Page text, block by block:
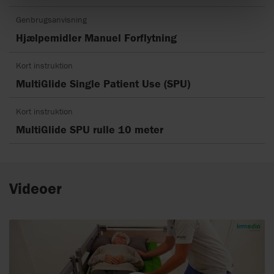
Genbrugsanvisning
Hjælpemidler Manuel Forflytning
Kort instruktion
MultiGlide Single Patient Use (SPU)
Kort instruktion
MultiGlide SPU rulle 10 meter
Videoer